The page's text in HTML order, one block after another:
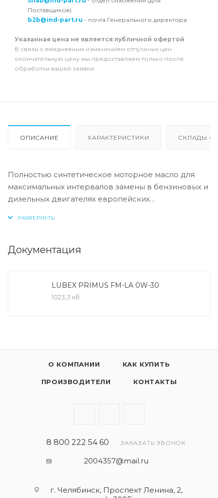
Поставщиков)
b2b@ind-part.ru - почта Генерального директора
Указанная цена не является публичной офертой
В связи с ежедневным изменением отпускных цен
окончательную цену мы предоставляем только после
обработки вашей заявки.
ОПИСАНИЕ ХАРАКТЕРИСТИКИ СКЛАДЫ
Полностью синтетическое моторное масло для
максимальных интервалов замены в бензиновых и
дизельных двигателях европейских
Допуск:
Полность синтетическое моторное масло для
от образования сажи и отложений благодаря
- обеспечивает постоянную смазку при любых
можно безопасно использовать всесезонно.
Документация
LUBEX PRIMUS FM-LA 0W-30
1023,3 кб
О КОМПАНИИ КАК КУПИТЬ
ПРОИЗВОДИТЕЛИ КОНТАКТЫ
8 800 222 54 60 ЗАКАЗАТЬ ЗВОНОК
2004357@mail.ru
г. Челябинск, Проспект Ленина, 2,